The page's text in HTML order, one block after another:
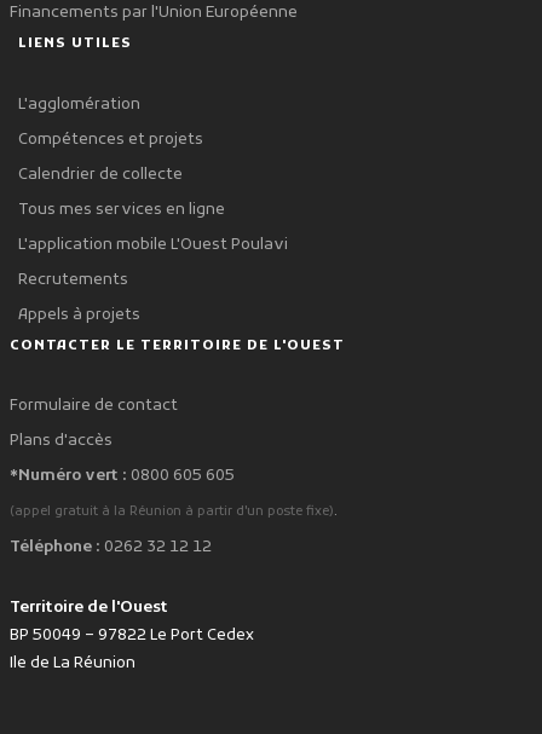
Financements par l'Union Européenne
LIENS UTILES
L'agglomération
Compétences et projets
Calendrier de collecte
Tous mes services en ligne
L'application mobile L'Ouest Poulavi
Recrutements
Appels à projets
CONTACTER LE TERRITOIRE DE L'OUEST
Formulaire de contact
Plans d'accès
*Numéro vert : 0800 605 605
(appel gratuit à la Réunion à partir d'un poste fixe).
Téléphone : 0262 32 12 12
Territoire de l'Ouest
BP 50049 – 97822 Le Port Cedex
Ile de La Réunion